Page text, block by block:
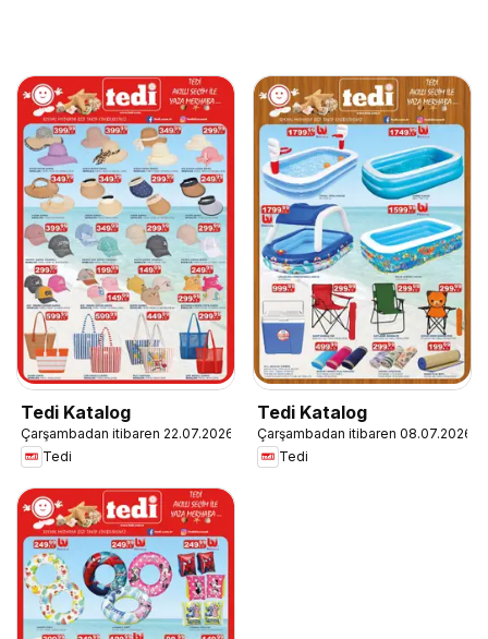
Tedi Katalog
Çarşambadan itibaren 22.07.2026
Tedi
Tedi Katalog
Çarşambadan itibaren 08.07.2026
Tedi